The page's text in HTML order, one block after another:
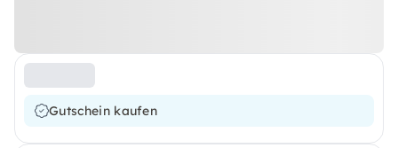
Gutschein kaufen